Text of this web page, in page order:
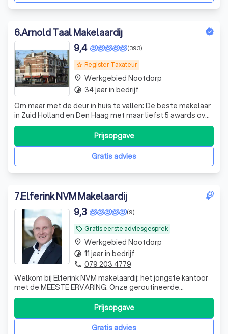
6.Arnold Taal Makelaardij
grade Register Taxateur
(393)
9,4
Om maar met de deur in huis te vallen: De beste makelaar
in Zuid Holland en Den Haag met maar liefst 5 awards over
2015, 2016, 2017 en 2019! In 2018 gekozen op 0,02 punten
als 2e beste makelaar. Hoe zijn wij aan deze awards
gekomen?:Makelaars met passie! Met onze doortastende
aanpak hebben wij een mGratis advies
Prijsopgave
place Werkgebied Nootdorp
timelapse 34 jaar in bedrijf
7.Elferink NVM Makelaardij
local_offer Gratis eerste adviesgesprek
(9)
9,3
Welkom bij Elferink NVM makelaardij: het jongste kantoor
met de MEESTE ERVARING. Onze geroutineerde
makelaars en taxateurs zijn werkzaam in nagenoeg heel
Zuid-Holland. Kwaliteit en een scherp tarief!
Gratis advies
Prijsopgave
place Werkgebied Nootdorp
timelapse 11 jaar in bedrijf
phone 079 203 4779